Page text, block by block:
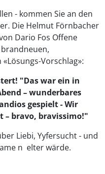
- kommen Sie an den
Die Helmut Förnbacher
Dario Fos Offene
Vorschlag»:
"Das war ein in
– wunderbares
gespielt - Wir
– bravo, bravissimo!"
Liebi, Yyfersucht - und
n elter wärde.